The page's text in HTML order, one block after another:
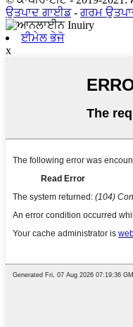
ਉਤਪਾਦ ਗਾਈਡ- ਗਰਮ
ਈਮੇਲ ਭੇਜੋ
x